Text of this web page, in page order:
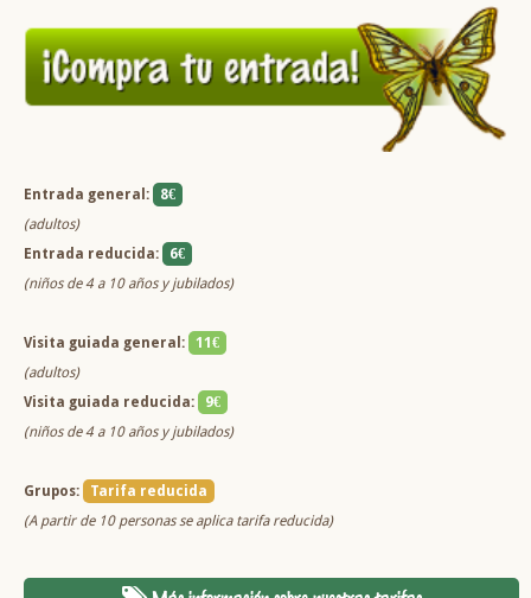
Entrada general:
8€
(adultos)
Entrada reducida:
6€
(niños de 4 a 10 años y jubilados)
Visita guiada general:
11€
(adultos)
Visita guiada reducida:
9€
(niños de 4 a 10 años y jubilados)
Grupos:
Tarifa reducida
(A partir de 10 personas se aplica tarifa reducida)